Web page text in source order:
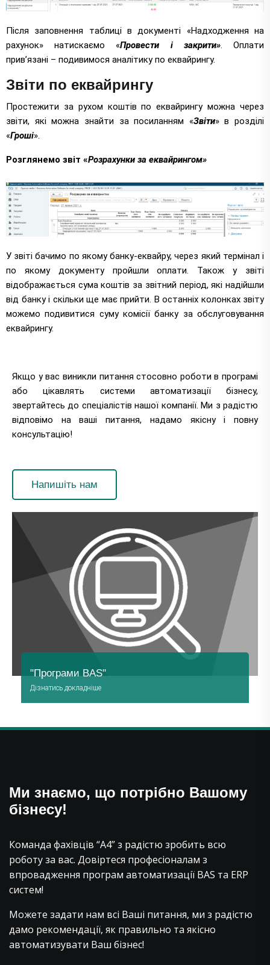
Після заповнення таблиці в документі «Надходження на
рахунок» натискаємо «Провести і закрити». Оплати
прив’язані – подивимося аналітику по еквайрингу.
Звіти по еквайрингу
Простежити за рухом коштів по еквайрингу можна через
звіти, які можна знайти за посиланням «Звіти» в розділі
«Гроші».
Розглянемо звіт «Розрахунки за еквайрингом»
У звіті бачимо по якому банку-еквайру, через який термінал і
по якому документу пройшли оплати. Також у звіті
відображається сума коштів за звітний період, які надійшли
від банку і скільки ще має прийти. В останніх колонках звіту
можемо подивитися суму комісії банку за обслуговування
еквайрингу.
Якщо у вас виникли питання стосовно роботи в програмі
або цікавлять системи автоматизації бізнесу,
звертайтесь до спеціалістів нашої компанії. Ми з радістю
відповімо на ваші питання, надамо якісну і повну
консультацію!
Напишіть нам
"Програми BAS"
Дізнатись докладніше
Ми знаємо, що потрібно Вашому
бізнесу!
Команда фахівців “А4” з радістю зробить всю
роботу за вас. Довіртеся професіоналам з
впровадження програм автоматизації BAS та ERP
систем!
Можете задати нам всі Ваші питання, ми з радістю
дамо рекомендації, як правильно та якісно
автоматизувати Ваш бізнес!